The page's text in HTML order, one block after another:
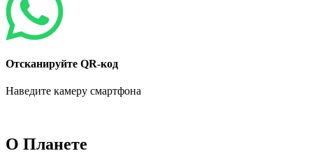
Отсканируйте QR-код
Наведите камеру смартфона
О Планете